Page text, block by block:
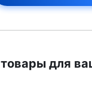
товары для